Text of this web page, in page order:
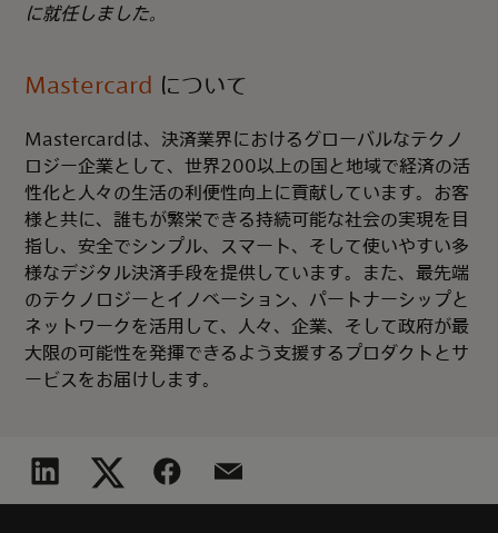
に就任しました。
Mastercard について
Mastercardは、決済業界におけるグローバルなテクノ
ロジー企業として、世界200以上の国と地域で経済の活
性化と人々の生活の利便性向上に貢献しています。お客
様と共に、誰もが繁栄できる持続可能な社会の実現を目
指し、安全でシンプル、スマート、そして使いやすい多
様なデジタル決済手段を提供しています。また、最先端
のテクノロジーとイノベーション、パートナーシップと
ネットワークを活用して、人々、企業、そして政府が最
大限の可能性を発揮できるよう支援するプロダクトとサ
ービスをお届けします。